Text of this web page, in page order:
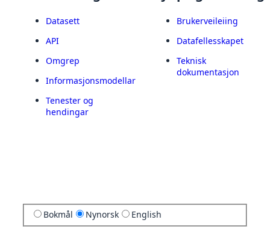
Datasett
API
Omgrep
Informasjonsmodellar
Tenester og
hendingar
Brukerveileiing
Datafellesskapet
Teknisk
dokumentasjon
Bokmål Nynorsk English